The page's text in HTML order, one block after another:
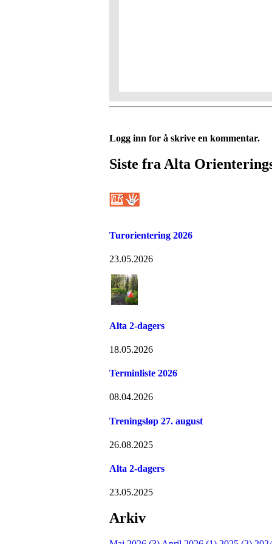
Logg inn for å skrive en kommentar.
Siste fra Alta
Turorientering 2026
23.05.2026
Alta 2-dagers
18.05.2026
Terminliste 2026
08.04.2026
Treningsløp 27. august
26.08.2025
Alta 2-dagers
23.05.2025
Arkiv